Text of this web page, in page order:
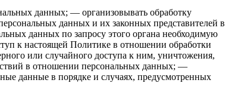
данных; — организовывать обработку
данных и их законных представителей в
данных по запросу этого органа необходимую
к настоящей Политике в отношении обработки
или случайного доступа к ним, уничтожения,
в отношении персональных данных; —
данные в порядке и случаях, предусмотренных